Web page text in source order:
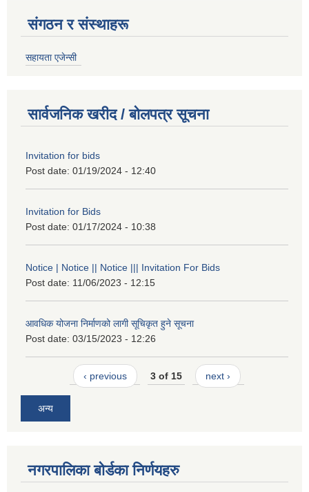
संगठन र संस्थाहरू
सहायता एजेन्सी
सार्वजनिक खरीद / बोलपत्र सूचना
Invitation for bids
Post date: 01/19/2024 - 12:40
Invitation for Bids
Post date: 01/17/2024 - 10:38
Notice | Notice || Notice ||| Invitation For Bids
Post date: 11/06/2023 - 12:15
आवधिक योजना निर्माणको लागी सूचिकृत हुने सूचना
Post date: 03/15/2023 - 12:26
‹ previous 3 of 15 next ›
अन्य
नगरपालिका बोर्डका निर्णयहरु